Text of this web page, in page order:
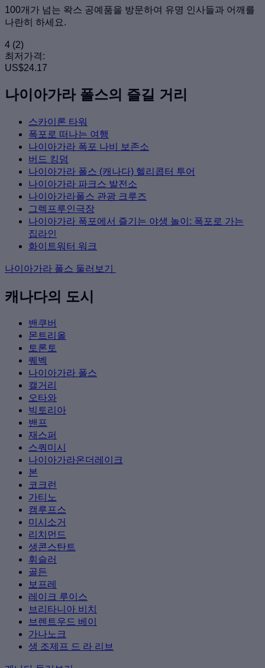
100개가 넘는 왁스 공예품을 방문하여 유명 인사들과 어깨를
나란히 하세요.
4 (2)
최저가격:
US$24.17
나이아가라 폴스의 즐길 거리
스카이론 타워
폭포로 떠나는 여행
나이아가라 폭포 나비 보존소
버드 킹덤
나이아가라 폴스 (캐나다) 헬리콥터 투어
나이아가라 파크스 발전소
나이아가라폴스 관광 크루즈
그렉프루인극장
나이아가라 폭포에서 즐기는 야생 놀이: 폭포로 가는
집라인
화이트워터 워크
나이아가라 폴스 둘러보기
캐나다의 도시
밴쿠버
몬트리올
토론토
퀘벡
나이아가라 폴스
캘거리
오타와
빅토리아
밴프
재스퍼
스쿼미시
나이아가라온더레이크
본
코크런
가티노
캠루프스
미시소거
리치먼드
생콘스탄트
휘슬러
골든
보프레
레이크 루이스
브리타니아 비치
브렌트우드 베이
가나노크
생 조제프 드 라 리브